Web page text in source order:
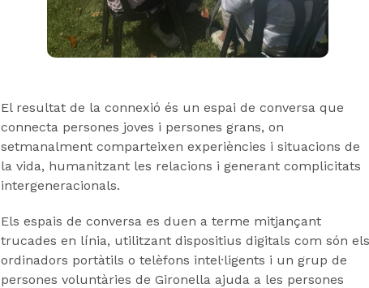
El resultat de la connexió és un espai de conversa que
connecta persones joves i persones grans, on
setmanalment comparteixen experiències i situacions de
la vida, humanitzant les relacions i generant complicitats
intergeneracionals.
Els espais de conversa es duen a terme mitjançant
trucades en línia, utilitzant dispositius digitals com són els
ordinadors portàtils o telèfons intel·ligents i un grup de
persones voluntàries de Gironella ajuda a les persones